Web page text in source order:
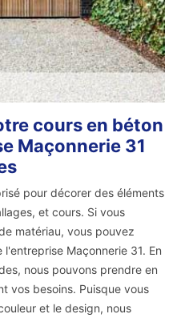
cours en béton
Maçonnerie 31
pour décorer des éléments
et cours. Si vous
matériau, vous pouvez
Maçonnerie 31. En
nous pouvons prendre en
vos besoins. Puisque vous
et le design, nous